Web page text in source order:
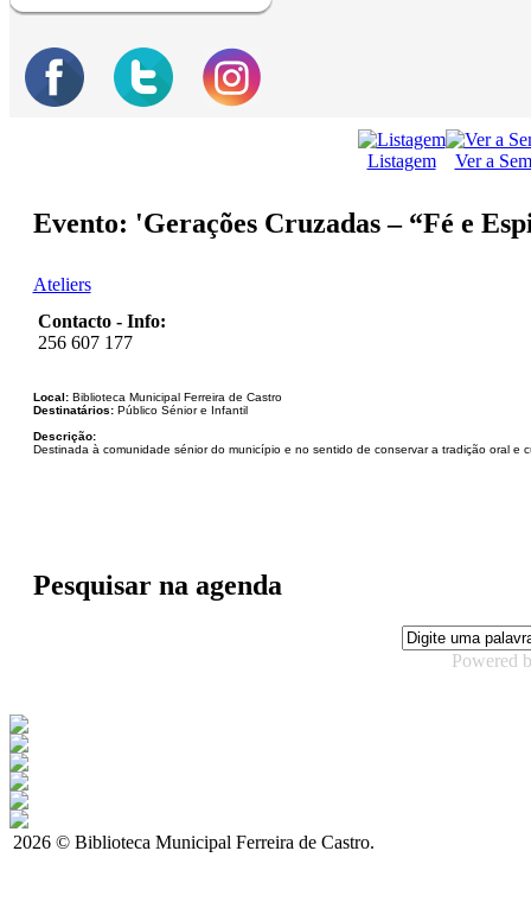
Listagem Ver a
Evento: 'Gerações Cruzadas – “Fé e
Ateliers
Contacto - Info:
256 607 177
Local:Biblioteca Municipal Ferreira de Castro
Destinatários: Público Sénior e Infantil
Descrição:
Destinada à comunidade sénior do município e no sentido de conservar a tradição oral e
Pesquisar na agenda
Powered
2026 © Biblioteca Municipal Ferreira de Castro.